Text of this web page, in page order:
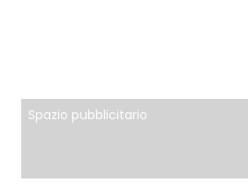
Spazio pubblicitario